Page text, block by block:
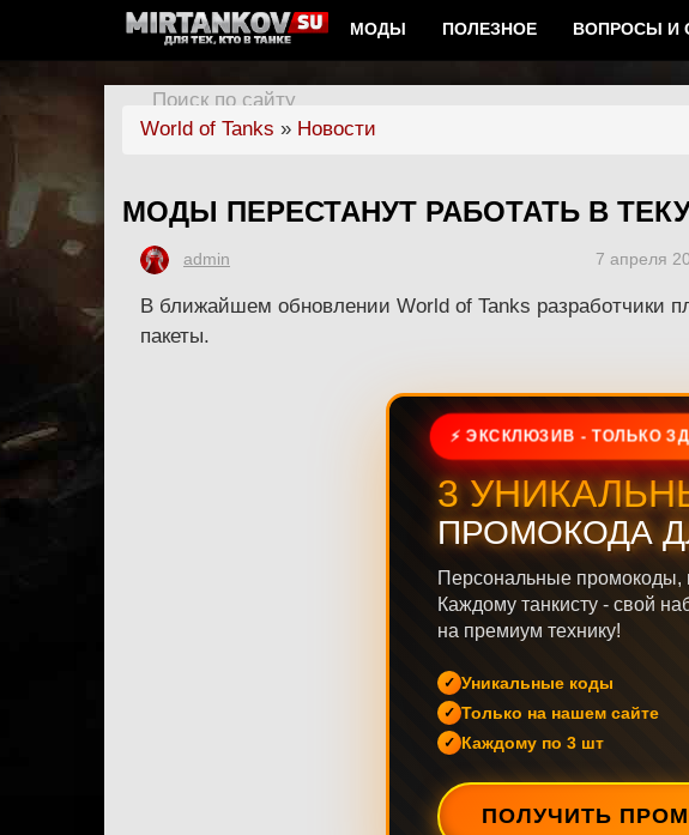
МОДЫ ПОЛЕЗНОЕ ВОПРОСЫ И
Поиск по сайту
World of Tanks » Новости
МОДЫ ПЕРЕСТАНУТ РАБОТАТЬ В
admin 7 апреля
В ближайшем обновлении World of Tanks разработчики
пакеты.
⚡ ЭКСКЛЮЗИВ - ТОЛЬКО
3
ПРОМОКОДА
Персональные
Каждому танкисту - свой
на премиум технику!
Уникальные коды
Только на нашем сайте
Каждому по 3 шт
ПОЛУЧИТЬ